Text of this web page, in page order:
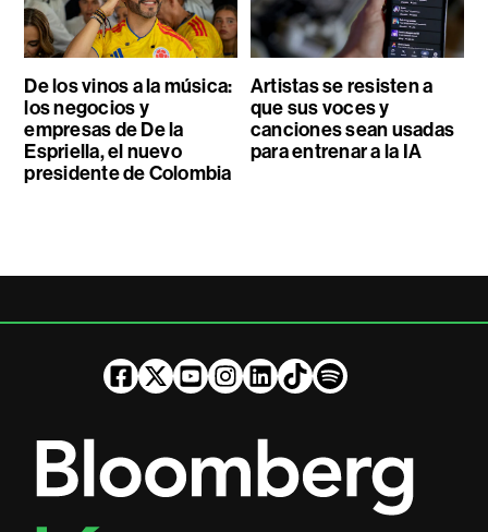
De los vinos a la música:
los negocios y
empresas de De la
Espriella, el nuevo
presidente de Colombia
Artistas se resisten a
que sus voces y
canciones sean usadas
para entrenar a la IA